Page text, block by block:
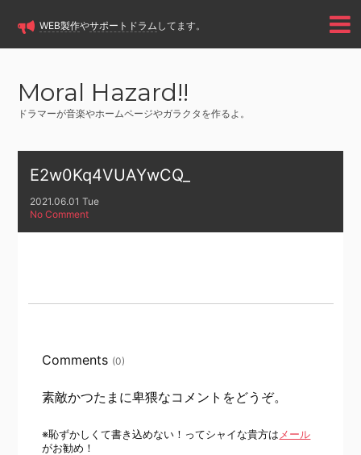
WEB製作やサポートドラム してます。
Moral Hazard!!
ドラマーが音楽やホームページやガラクタを作るよ。
E2w0Kq4VUAYwCQ_
2021.06.01 Tue
No Comment
Comments (0)
素敵かつたまに卑猥なコメントをどうぞ。
※恥ずかしくて書き込めない！ってシャイな貴方は メール
がお勧め！